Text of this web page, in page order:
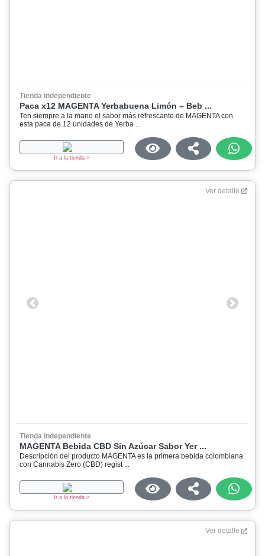
Tienda independiente
Paca x12 MAGENTA Yerbabuena Limón – Beb ...
Ten siempre a la mano el sabor más refrescante de MAGENTA con
esta paca de 12 unidades de Yerba ...
Ir a la tienda >
Ver detalle
Previous Next
Tienda independiente
MAGENTA Bebida CBD Sin Azúcar Sabor Yer ...
Descripción del producto MAGENTA es la primera bebida colombiana
con Cannabis Zero (CBD) regist ...
Ir a la tienda >
Ver detalle